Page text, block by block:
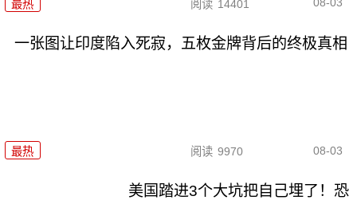
最热 阅读 14401
一张图让印度陷入死寂，五枚金牌背后的终极真相
最热 阅读 9970 08-03
美国踏进3个大坑把自己埋了！恐